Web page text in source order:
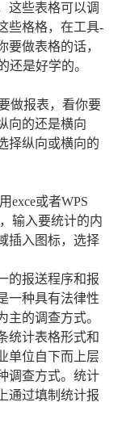
这些表格可以调
些格格，在工具-
要做表格的话，
还是好学的。
做报表，看你要
向的还是横向
择纵向或横向的
exce或者WPS
输入要统计的内
插入图标，选择
的报送程序和报
一种具有法律性
主的调查方式。
统计表格形式和
单位自下而上层
调查方式。统计
通过填制统计报